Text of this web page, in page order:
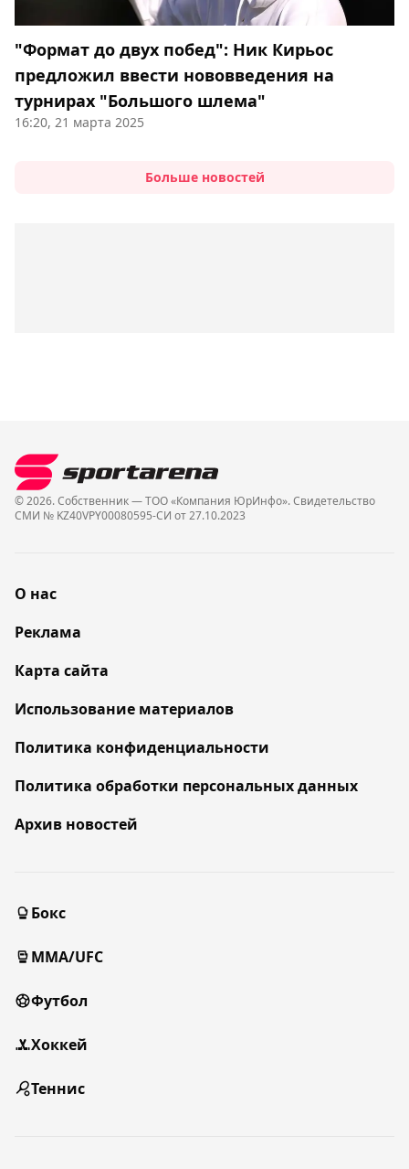
"Формат до двух побед": Ник Кирьос
предложил ввести нововведения на
турнирах "Большого шлема"
16:20, 21 марта 2025
Больше новостей
© 2026. Собственник — ТОО «Компания ЮрИнфо». Cвидетельство
СМИ № KZ40VPY00080595-СИ от 27.10.2023
О нас
Реклама
Карта сайта
Использование материалов
Политика конфиденциальности
Политика обработки персональных данных
Архив новостей
Бокс
MMA/UFC
Футбол
Хоккей
Теннис